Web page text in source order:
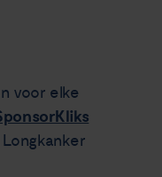
voor elke